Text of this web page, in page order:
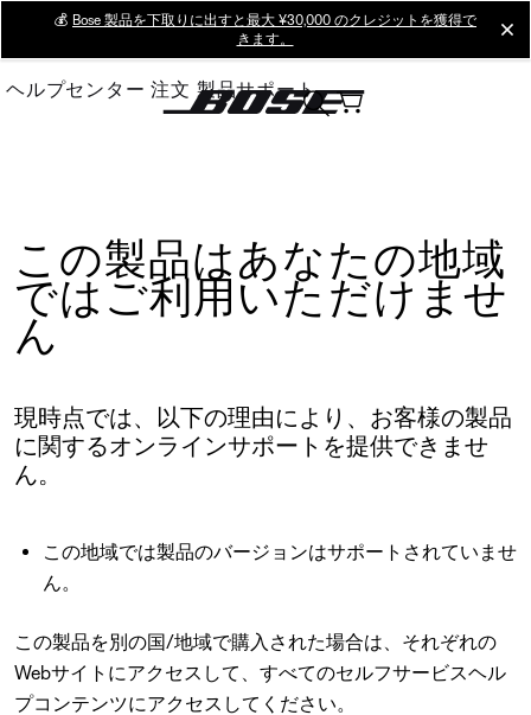
Main
💰 Bose 製品を下取りに出すと最大 ¥30,000 のクレジットを獲得で
きます。
ヘルプセンター 注文 製品サポート
この製品はあなたの地域
ではご利用いただけませ
ん
現時点では、以下の理由により、お客様の製品
に関するオンラインサポートを提供できませ
ん。
この地域では製品のバージョンはサポートされていませ
ん。
この製品を別の国/地域で購入された場合は、それぞれの
Webサイトにアクセスして、すべてのセルフサービスヘル
プコンテンツにアクセスしてください。